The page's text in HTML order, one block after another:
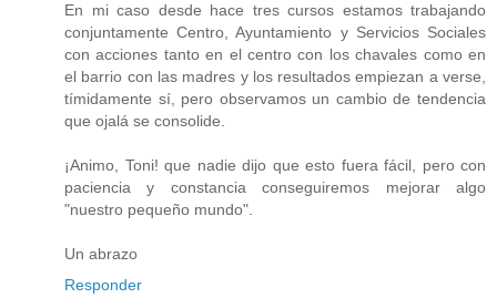
En mi caso desde hace tres cursos estamos trabajando
conjuntamente Centro, Ayuntamiento y Servicios Sociales
con acciones tanto en el centro con los chavales como en
el barrio con las madres y los resultados empiezan a verse,
tímidamente sí, pero observamos un cambio de tendencia
que ojalá se consolide.
¡Animo, Toni! que nadie dijo que esto fuera fácil, pero con
paciencia y constancia conseguiremos mejorar algo
"nuestro pequeño mundo".
Un abrazo
Responder